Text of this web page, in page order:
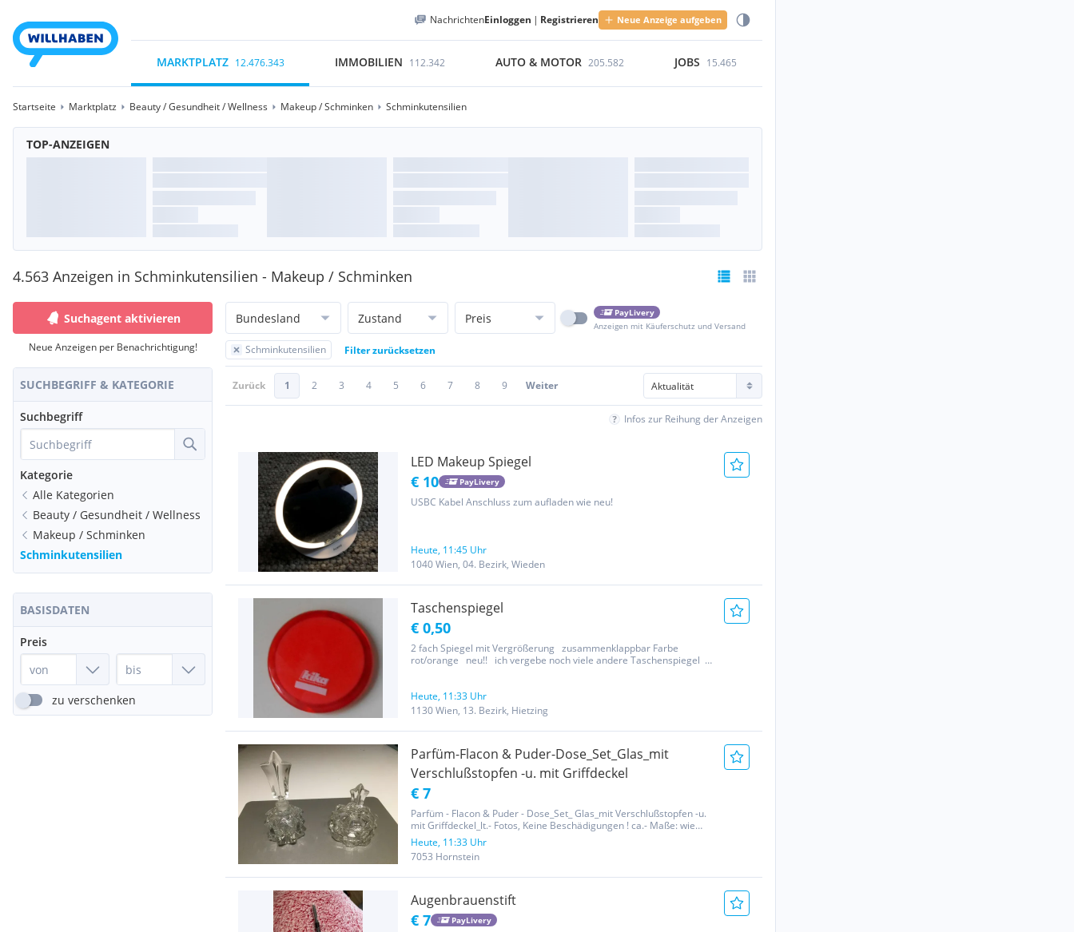
NachrichtenEinloggen | Registrieren Neue Anzeige aufgeben
MARKTPLATZ 12.476.343 IMMOBILIEN 112.342 AUTO & MOTOR 205.582 JOBS 15.465
Startseite Marktplatz Beauty / Gesundheit / Wellness Makeup / Schminken Schminkutensilien
TOP-ANZEIGEN
4.563 Anzeigen in Schminkutensilien - Makeup / Schminken
Suchagent aktivieren
Neue Anzeigen per Benachrichtigung!
SUCHBEGRIFF & KATEGORIE
Suchbegriff
Kategorie
Alle Kategorien
Beauty / Gesundheit / Wellness
Makeup / Schminken
Schminkutensilien
BASISDATEN
Preis
zu verschenken
Bundesland Zustand Preis
PayLivery
Anzeigen mit Käuferschutz und Versand
Schminkutensilien Filter zurücksetzen
Zurück 1 2 3 4 5 6 7 8 9 Weiter
Infos zur Reihung der Anzeigen
LED Makeup Spiegel
€ 10 PayLivery
USBC Kabel Anschluss zum aufladen wie neu!
Heute, 11:45 Uhr
1040 Wien, 04. Bezirk, Wieden
Taschenspiegel
€ 0,50
2 fach Spiegel mit Vergrößerung zusammenklappbar Farbe
rot/orange neu!! ich vergebe noch viele andere Taschenspiegel
Heute, 11:33 Uhr
1130 Wien, 13. Bezirk, Hietzing
Parfüm-Flacon & Puder-Dose_Set_Glas_mit
Verschlußstopfen -u. mit Griffdeckel
€ 7
Parfüm - Flacon & Puder - Dose_Set_ Glas_mit Verschlußstopfen -u.
mit Griffdeckel_lt.- Fotos, Keine Beschädigungen ! ca.- Maße: wie
folgt: Parfüm - Flacon: mit Verschlußstopfen, Höhe / mit Stopfen =
14 cm, ohne Stopfen = 7 cm / Dm = 6 cm Puder - Dose:...
Heute, 11:33 Uhr
7053 Hornstein
Augenbrauenstift
€ 7 PayLivery